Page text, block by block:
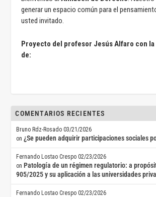
generar un espacio común para el
usted invitado.
Proyecto del profesor Jesús Alfaro con
de:
COMENTARIOS RECIENTES
Bruno Rdz-Rosado 03/21/2026
on¿Se pueden adquirir participaciones sociales
Fernando Lostao Crespo 02/23/2026
on Patología de un régimen regulatorio: a
905/2025 y su aplicación a las universidades
Fernando Lostao Crespo 02/23/2026